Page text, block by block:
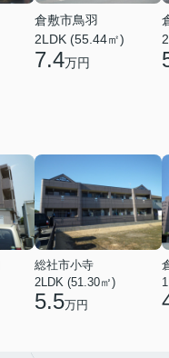
倉敷市鳥羽
2LDK (55.44㎡)
7.4万円
総社市小寺
2LDK (51.30㎡)
5.5万円